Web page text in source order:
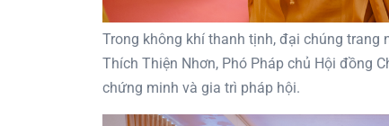
Trong không khí thanh tịnh, đại chúng
Thích Thiện Nhơn, Phó Pháp chủ Hội đồng
chứng minh và gia trì pháp hội.